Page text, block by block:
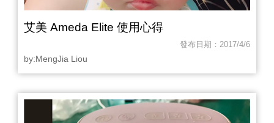
艾美 Ameda Elite 使用心得
發布日期：2017/4/6
by:‎MengJia Liou